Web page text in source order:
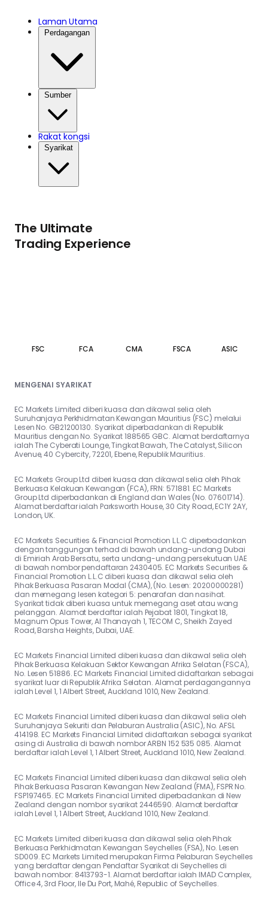
Laman Utama
Perdagangan
Sumber
Rakat kongsi
Syarikat
The Ultimate
Trading Experience
FSC FCA CMA FSCA ASIC
MENGENAI SYARIKAT
EC Markets Limited diberi kuasa dan dikawal selia oleh
Suruhanjaya Perkhidmatan Kewangan Mauritius (FSC) melalui
Lesen No. GB21200130. Syarikat diperbadankan di Republik
Mauritius dengan No. Syarikat 188565 GBC. Alamat berdaftarnya
ialah The Cyberati Lounge, Tingkat Bawah, The Catalyst, Silicon
Avenue, 40 Cybercity, 72201, Ebene, Republik Mauritius.
EC Markets Group Ltd diberi kuasa dan dikawal selia oleh Pihak
Berkuasa Kelakuan Kewangan (FCA), FRN: 571881. EC Markets
Group Ltd diperbadankan di England dan Wales (No. 07601714).
Alamat berdaftar ialah Parksworth House, 30 City Road, EC1Y 2AY,
London, UK.
EC Markets Securities & Financial Promotion L.L.C diperbadankan
dengan tanggungan terhad di bawah undang-undang Dubai
di Emiriah Arab Bersatu, serta undang-undang persekutuan UAE
di bawah nombor pendaftaran 2430405. EC Markets Securities &
Financial Promotion L.L.C diberi kuasa dan dikawal selia oleh
Pihak Berkuasa Pasaran Modal (CMA), (No. Lesen: 20200000281)
dan memegang lesen kategori 5: penarafan dan nasihat.
Syarikat tidak diberi kuasa untuk memegang aset atau wang
pelanggan. Alamat berdaftar ialah Pejabat 1801, Tingkat 18,
Magnum Opus Tower, Al Thanayah 1, TECOM C, Sheikh Zayed
Road, Barsha Heights, Dubai, UAE.
EC Markets Financial Limited diberi kuasa dan dikawal selia oleh
Pihak Berkuasa Kelakuan Sektor Kewangan Afrika Selatan (FSCA),
No. Lesen 51886. EC Markets Financial Limited didaftarkan sebagai
syarikat luar di Republik Afrika Selatan. Alamat perdagangannya
ialah Level 1, 1 Albert Street, Auckland 1010, New Zealand.
EC Markets Financial Limited diberi kuasa dan dikawal selia oleh
Suruhanjaya Sekuriti dan Pelaburan Australia (ASIC), No. AFSL
414198. EC Markets Financial Limited didaftarkan sebagai syarikat
asing di Australia di bawah nombor ARBN 152 535 085. Alamat
berdaftar ialah Level 1, 1 Albert Street, Auckland 1010, New Zealand.
EC Markets Financial Limited diberi kuasa dan dikawal selia oleh
Pihak Berkuasa Pasaran Kewangan New Zealand (FMA), FSPR No.
FSP197465. EC Markets Financial Limited diperbadankan di New
Zealand dengan nombor syarikat 2446590. Alamat berdaftar
ialah Level 1, 1 Albert Street, Auckland 1010, New Zealand.
EC Markets Limited diberi kuasa dan dikawal selia oleh Pihak
Berkuasa Perkhidmatan Kewangan Seychelles (FSA), No. Lesen
SD009. EC Markets Limited merupakan Firma Pelaburan Seychelles
yang berdaftar dengan Pendaftar Syarikat di Seychelles di
bawah nombor: 8413793-1. Alamat berdaftar ialah IMAD Complex,
Office 4, 3rd Floor, Ile Du Port, Mahé, Republic of Seychelles.